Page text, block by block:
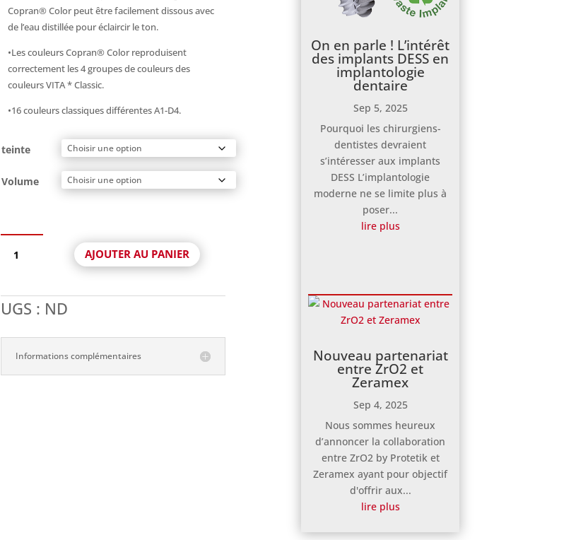
Copran® Color peut être facilement dissous avec
de l’eau distillée pour éclaircir le ton.
•Les couleurs Copran® Color reproduisent
correctement les 4 groupes de couleurs des
couleurs VITA * Classic.
•16 couleurs classiques différentes A1-D4.
teinte
Volume
Evo
de
trempage
1400
AJOUTER AU PANIER
UGS : ND
Informations complémentaires
On en parle ! L’intérêt
des implants DESS en
implantologie
dentaire
Sep 5, 2025
Pourquoi les chirurgiens-
dentistes devraient
s’intéresser aux implants
DESS L’implantologie
moderne ne se limite plus à
poser...
lire plus
Nouveau partenariat
entre ZrO2 et
Zeramex
Sep 4, 2025
Nous sommes heureux
d’annoncer la collaboration
entre ZrO2 by Protetik et
Zeramex ayant pour objectif
d'offrir aux...
lire plus